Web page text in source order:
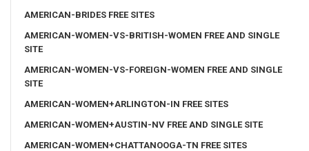
AMERICAN-BRIDES FREE SITES
AMERICAN-WOMEN-VS-BRITISH-WOMEN FREE AND SINGLE
SITE
AMERICAN-WOMEN-VS-FOREIGN-WOMEN FREE AND SINGLE
SITE
AMERICAN-WOMEN+ARLINGTON-IN FREE SITES
AMERICAN-WOMEN+AUSTIN-NV FREE AND SINGLE SITE
AMERICAN-WOMEN+CHATTANOOGA-TN FREE SITES